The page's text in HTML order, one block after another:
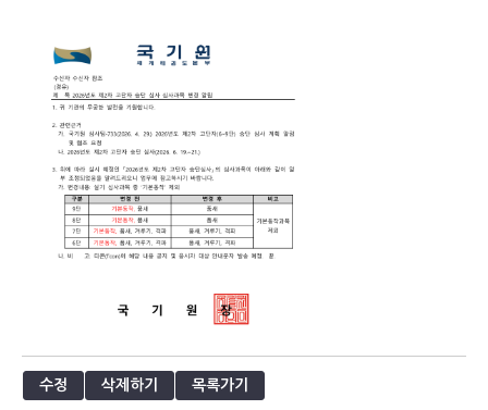
수정 삭제하기 목록가기